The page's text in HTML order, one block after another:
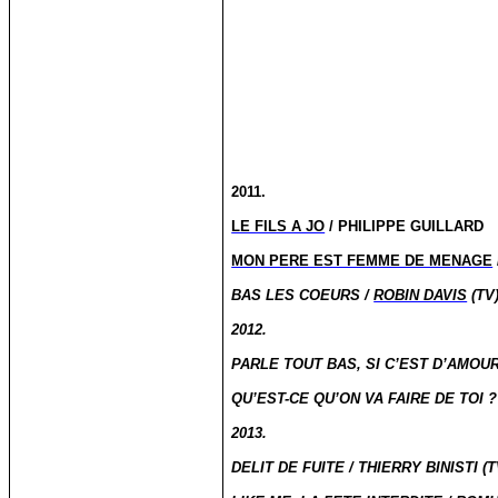
2011.
LE FILS A JO / PHILIPPE GUILLARD
MON PERE EST FEMME DE MENAGE
BAS LES COEURS /ROBIN DAVIS (TV)
2012.
PARLE TOUT BAS, SI C’EST
QU’EST-CE QU’ON VA FAIRE DE
2013.
DELIT DE FUITE / THIERRY BINISTI